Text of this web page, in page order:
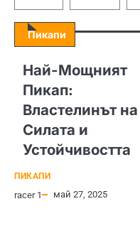
Пикапи
Най-Мощният
Пикап:
Властелинът на
Силата и
Устойчивостта
ПИКАПИ
racer 1 май 27, 2025